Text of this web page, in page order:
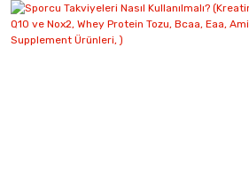
ProteinOcn
ProteinOcn Whey Protein 400gr
Peanut Chocolate Aromalı